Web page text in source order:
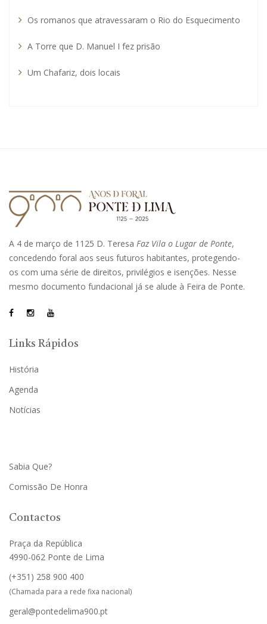
Os romanos que atravessaram o Rio do Esquecimento
A Torre que D. Manuel I fez prisão
Um Chafariz, dois locais
A 4 de março de 1125 D. Teresa Faz Vila o Lugar de Ponte,
concedendo foral aos seus futuros habitantes, protegendo-
os com uma série de direitos, privilégios e isenções. Nesse
mesmo documento fundacional já se alude à Feira de Ponte.
Links Rápidos
História
Agenda
Notícias
Sabia Que?
Comissão De Honra
Contactos
Praça da República
4990-062 Ponte de Lima
(+351) 258 900 400
(Chamada para a rede fixa nacional)
geral@pontedelima900.pt